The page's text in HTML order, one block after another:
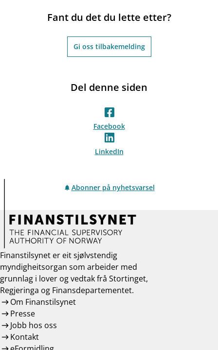
Fant du det du lette etter?
Gi oss tilbakemelding
Del denne siden
Facebook
LinkedIn
Abonner på nyhetsvarsel
Finanstilsynet er eit sjølvstendig
myndigheitsorgan som arbeider med
grunnlag i lover og vedtak frå Stortinget,
Regjeringa og Finansdepartementet.
Om Finanstilsynet
Presse
Jobb hos oss
Kontakt